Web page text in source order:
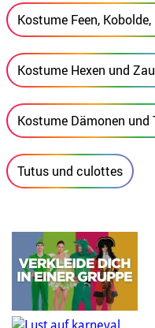
Kostume Feen,
Kostume Hexen und
Kostume Dämonen und
Tutus und culottes